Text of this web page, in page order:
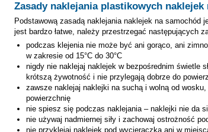
Zasady naklejania plastikowych
Podstawową zasadą naklejania naklejek na samochód
jest bardzo łatwe, należy przestrzegać następujących
podczas klejenia nie może być ani gorąco, ani
w zakresie od 15°C do 30°C
nigdy nie naklejaj naklejek w bezpośrednim świetle
krótszą żywotność i nie przylegają dobrze do
zawsze naklejaj naklejki na suchą i wolną od
powierzchnię
nie spiesz się podczas naklejania – naklejki nie da
nie używaj nadmiernej siły i zachowaj ostrożność
nie przyklejaj naklejek pod wycieraczką ani w